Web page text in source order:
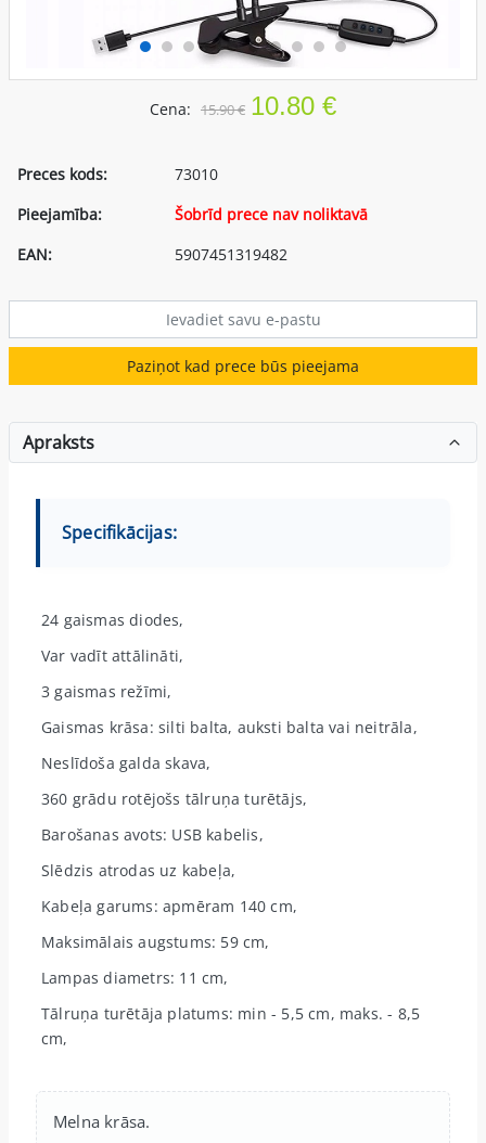
Cena: 15.90 € 10.80 €
Preces kods:
73010
Pieejamība:
Šobrīd prece nav noliktavā
EAN:
5907451319482
Paziņot kad prece būs pieejama
Apraksts
Specifikācijas:
24 gaismas diodes,
Var vadīt attālināti,
3 gaismas režīmi,
Gaismas krāsa: silti balta, auksti balta vai neitrāla,
Neslīdoša galda skava,
360 grādu rotējošs tālruņa turētājs,
Barošanas avots: USB kabelis,
Slēdzis atrodas uz kabeļa,
Kabeļa garums: apmēram 140 cm,
Maksimālais augstums: 59 cm,
Lampas diametrs: 11 cm,
Tālruņa turētāja platums: min - 5,5 cm, maks. - 8,5
cm,
Melna krāsa.